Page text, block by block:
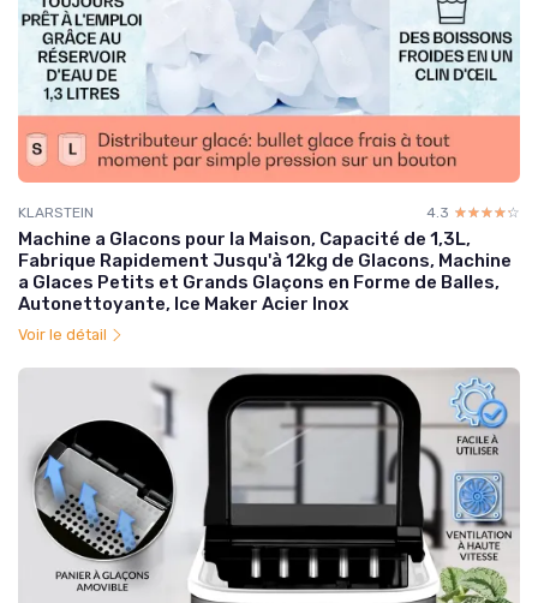
KLARSTEIN 4.3 ☆☆☆☆☆
★★★★★
Machine a Glacons pour la Maison, Capacité de 1,3L,
Fabrique Rapidement Jusqu'à 12kg de Glacons, Machine
a Glaces Petits et Grands Glaçons en Forme de Balles,
Autonettoyante, Ice Maker Acier Inox
Voir le détail